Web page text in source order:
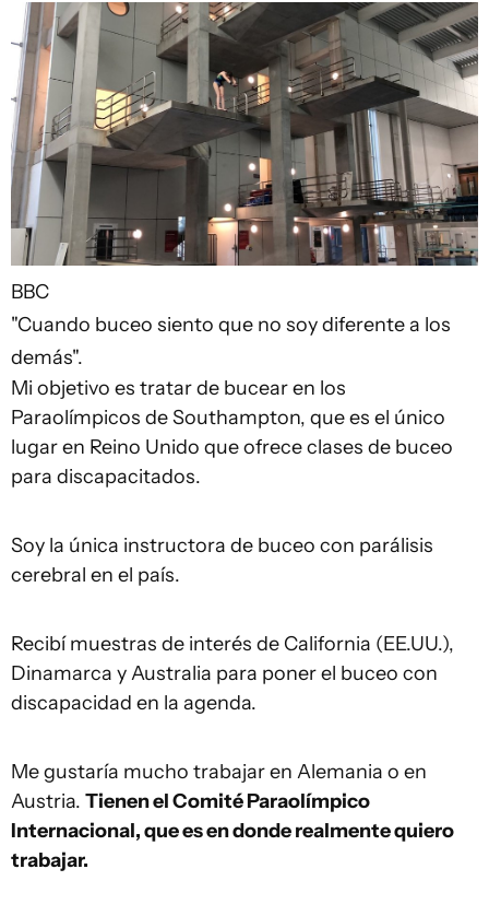
BBC
"Cuando buceo siento que no soy diferente a los
demás".
Mi objetivo es tratar de bucear en los
Paraolímpicos de Southampton, que es el único
lugar en Reino Unido que ofrece clases de buceo
para discapacitados.
Soy la única instructora de buceo con parálisis
cerebral en el país.
Recibí muestras de interés de California (EE.UU.),
Dinamarca y Australia para poner el buceo con
discapacidad en la agenda.
Me gustaría mucho trabajar en Alemania o en
Austria. Tienen el Comité Paraolímpico
Internacional, que es en donde realmente quiero
trabajar.